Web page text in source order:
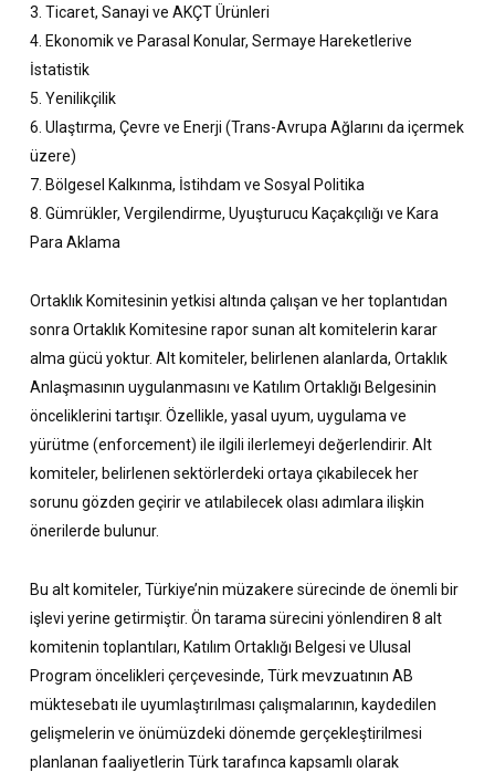
3. Ticaret, Sanayi ve AKÇT Ürünleri
4. Ekonomik ve Parasal Konular, Sermaye Hareketlerive
İstatistik
5. Yenilikçilik
6. Ulaştırma, Çevre ve Enerji (Trans-Avrupa Ağlarını da içermek
üzere)
7. Bölgesel Kalkınma, İstihdam ve Sosyal Politika
8. Gümrükler, Vergilendirme, Uyuşturucu Kaçakçılığı ve Kara
Para Aklama
Ortaklık Komitesinin yetkisi altında çalışan ve her toplantıdan
sonra Ortaklık Komitesine rapor sunan alt komitelerin karar
alma gücü yoktur. Alt komiteler, belirlenen alanlarda, Ortaklık
Anlaşmasının uygulanmasını ve Katılım Ortaklığı Belgesinin
önceliklerini tartışır. Özellikle, yasal uyum, uygulama ve
yürütme (enforcement) ile ilgili ilerlemeyi değerlendirir. Alt
komiteler, belirlenen sektörlerdeki ortaya çıkabilecek her
sorunu gözden geçirir ve atılabilecek olası adımlara ilişkin
önerilerde bulunur.
Bu alt komiteler, Türkiye’nin müzakere sürecinde de önemli bir
işlevi yerine getirmiştir. Ön tarama sürecini yönlendiren 8 alt
komitenin toplantıları, Katılım Ortaklığı Belgesi ve Ulusal
Program öncelikleri çerçevesinde, Türk mevzuatının AB
müktesebatı ile uyumlaştırılması çalışmalarının, kaydedilen
gelişmelerin ve önümüzdeki dönemde gerçekleştirilmesi
planlanan faaliyetlerin Türk tarafınca kapsamlı olarak